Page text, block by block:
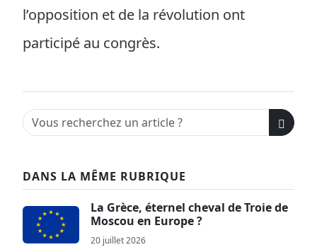
l’opposition et de la révolution ont
participé au congrès.
DANS LA MÊME RUBRIQUE
La Grèce, éternel cheval de Troie de
Moscou en Europe ?
20 juillet 2026